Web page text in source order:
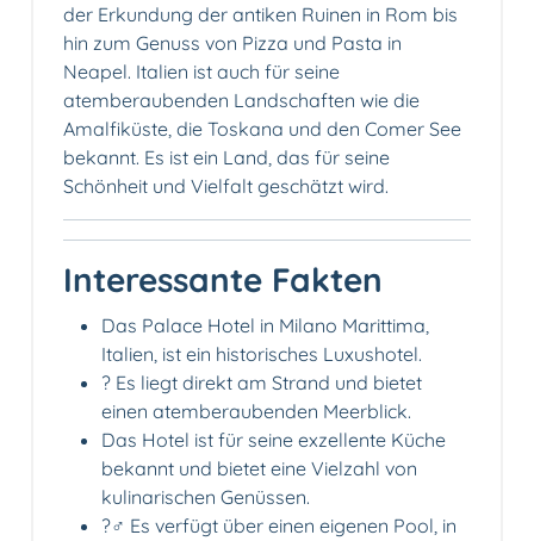
der Erkundung der antiken Ruinen in Rom bis
hin zum Genuss von Pizza und Pasta in
Neapel. Italien ist auch für seine
atemberaubenden Landschaften wie die
Amalfiküste, die Toskana und den Comer See
bekannt. Es ist ein Land, das für seine
Schönheit und Vielfalt geschätzt wird.
Interessante Fakten
Das Palace Hotel in Milano Marittima,
Italien, ist ein historisches Luxushotel.
? Es liegt direkt am Strand und bietet
einen atemberaubenden Meerblick.
Das Hotel ist für seine exzellente Küche
bekannt und bietet eine Vielzahl von
kulinarischen Genüssen.
?‍♂️ Es verfügt über einen eigenen Pool, in